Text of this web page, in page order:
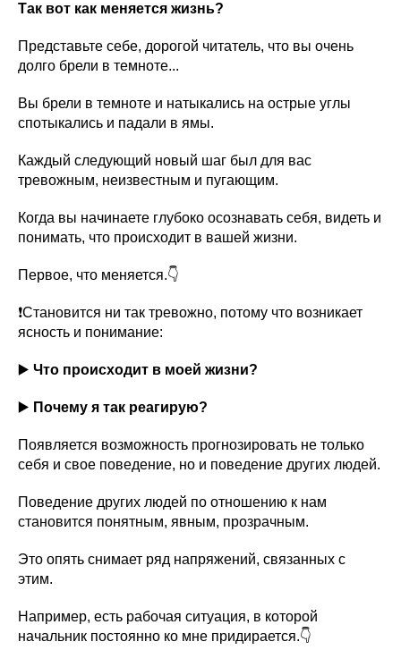
Так вот как меняется жизнь?
Представьте себе, дорогой читатель, что вы очень
долго брели в темноте...
Вы брели в темноте и натыкались на острые углы
спотыкались и падали в ямы.
Каждый следующий новый шаг был для вас
тревожным, неизвестным и пугающим.
Когда вы начинаете глубоко осознавать себя, видеть и
понимать, что происходит в вашей жизни.
Первое, что меняется.👇
❗️Становится ни так тревожно, потому что возникает
ясность и понимание:
▶️ Что происходит в моей жизни?
▶️ Почему я так реагирую?
Появляется возможность прогнозировать не только
себя и свое поведение, но и поведение других людей.
Поведение других людей по отношению к нам
становится понятным, явным, прозрачным.
Это опять снимает ряд напряжений, связанных с
этим.
Например, есть рабочая ситуация, в которой
начальник постоянно ко мне придирается.👇